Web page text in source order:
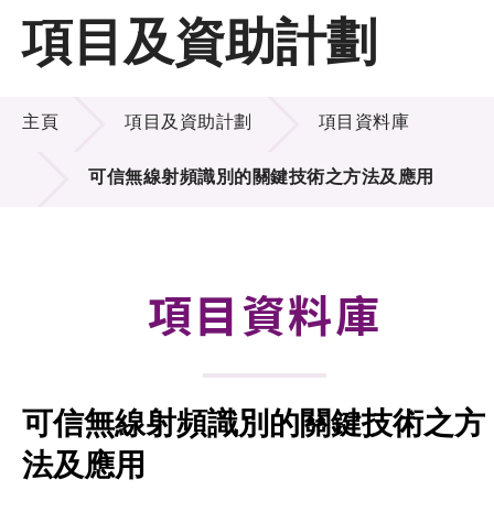
主頁
關於LSCM
技術商品化
項目及資助計劃
資助計劃
項目資料庫
項目及資助計劃
項目及資助計劃
主頁 項目及資助計劃 項目資料庫
可信無線射頻識別的關鍵技術之方法及應用
項目資料庫
可信無線射頻識別的關鍵技術之方
法及應用